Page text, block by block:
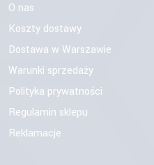
O nas
Koszty dostawy
Dostawa w Warszawie
Warunki sprzedaży
Polityka prywatności
Regulamin sklepu
Reklamacje